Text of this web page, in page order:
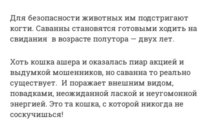
Для безопасности животных им подстригают
когти. Саванны становятся готовыми ходить на
свидания в возрасте полутора — двух лет.
Хоть кошка ашера и оказалась пиар акцией и
выдумкой мошенников, но саванна то реально
существует. И поражает внешним видом,
повадками, неожиданной лаской и неугомонной
энергией. Это та кошка, с которой никогда не
соскучишься!